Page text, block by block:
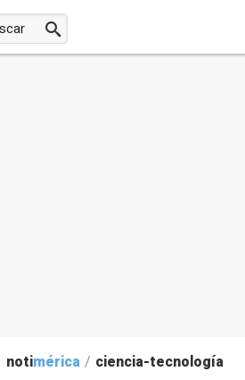
notimérica / ciencia-tecnología